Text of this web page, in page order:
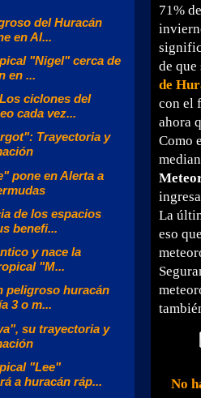
71%
de
de
con el
ahora
Como
La
eso
No
del Huracán
en Al...
"Nigel" cerca de
en ...
ciclones del
cada vez...
Trayectoria y
pone en Alerta a
de los espacios
benefi...
y nace la
"M...
peligroso huracán
3 o m...
su trayectoria y
"Lee"
a huracán ráp...